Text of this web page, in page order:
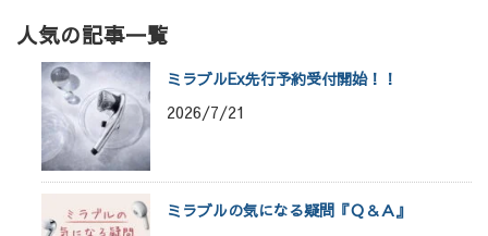
人気の記事一覧
ミラブルEx先行予約受付開始！！
2026/7/21
ミラブルの気になる疑問『Ｑ＆Ａ』